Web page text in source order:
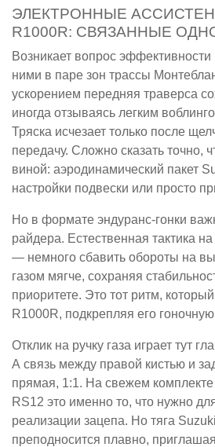
ЭЛЕКТРОННЫЕ
R1000R: СВЯЗАННЫЕ
Возникает вопрос
ними в паре зон трассы
ускорением передняя траверса
иногда отзываясь легким
Тряска исчезает только после
передачу. Сложно сказать точно,
виной: аэродинамический пакет
настройки подвески или просто
Но в формате эндуранс-гонки
райдера. Естественная тактика
— немного сбавить обороты на
газом мягче, сохраняя
приоритете. Это тот ритм,
R1000R, подкрепляя его
Отклик на ручку газа играет тут
А связь между правой кистью и
прямая, 1:1. На свежем
RS12 это именно то, что нужно
реализации зацепа. Но тяга
преподносится плавно,